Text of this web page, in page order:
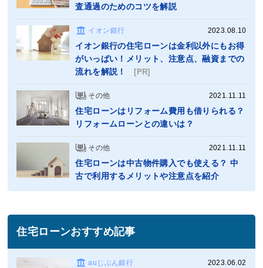
査通過のためのコツを解説
イオン銀行 2023.08.10
イオン銀行の住宅ローンは金利以外にもお得
がいっぱい！メリット、注意点、融資までの
流れを解説！
[PR]
その他 2021.11.11
住宅ローンはリフォーム費用も借りられる？
リフォームローンとの違いは？
その他 2021.11.11
住宅ローンは中古物件購入でも使える？ 中
古で利用するメリットや注意点を紹介
住宅ローンおすすめ記事
auじぶん銀行 2023.06.02